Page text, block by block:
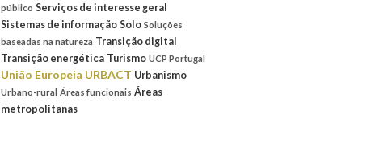
público Serviços de interesse geral
Sistemas de informação Solo Soluções
baseadas na natureza Transição digital
Transição energética Turismo UCP Portugal
União Europeia URBACT Urbanismo
Urbano-rural Áreas funcionais Áreas
metropolitanas